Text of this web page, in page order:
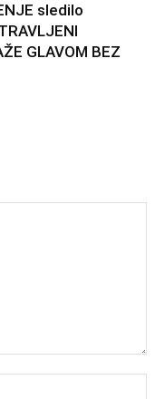
sledilo
GLAVOM BEZ